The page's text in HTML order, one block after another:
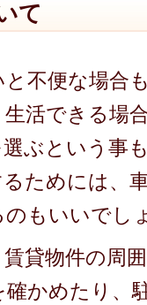
て
不便な場合
活できる場
ぶという事
ためには、
のもいいでし
貸物件の周
かめたり、